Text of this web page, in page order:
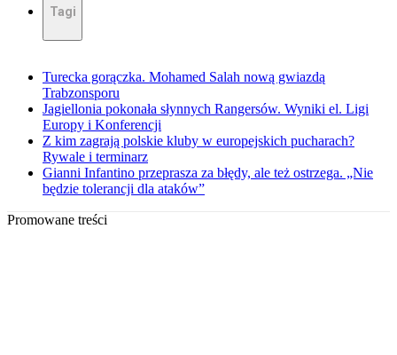
Tagi
Turecka gorączka. Mohamed Salah nową gwiazdą
Trabzonsporu
Jagiellonia pokonała słynnych Rangersów. Wyniki el. Ligi
Europy i Konferencji
Z kim zagrają polskie kluby w europejskich pucharach?
Rywale i terminarz
Gianni Infantino przeprasza za błędy, ale też ostrzega. „Nie
będzie tolerancji dla ataków”
Promowane treści